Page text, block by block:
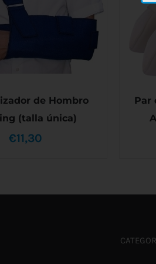
de Hombro
(talla única)
€11,30
Par